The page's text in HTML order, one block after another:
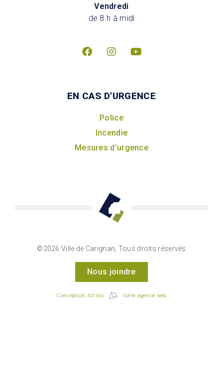
Vendredi
de 8 h à midi
EN CAS D'URGENCE
Police
Incendie
Mesures d’urgence
©2026 Ville de Carignan, Tous droits réservés
Nous joindre
Conception Activis Votre agence web